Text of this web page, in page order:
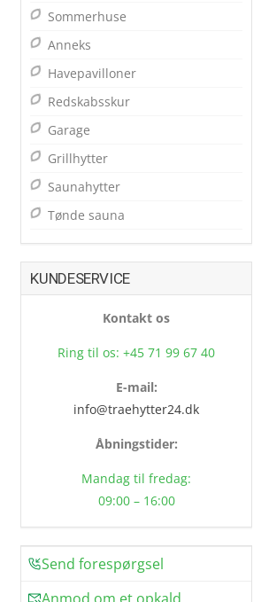
Sommerhuse
Anneks
Havepavilloner
Redskabsskur
Garage
Grillhytter
Saunahytter
Tønde sauna
KUNDESERVICE
Kontakt os
Ring til os: +45 71 99 67 40
E-mail:
info@traehytter24.dk
Åbningstider:
Mandag til fredag:
09:00 – 16:00
Send forespørgsel